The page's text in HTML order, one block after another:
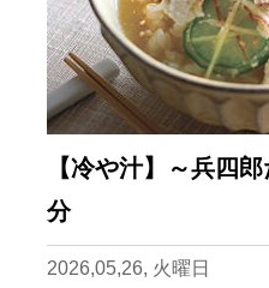
【冷や汁】～兵四
分
2026,05,26, 火曜日